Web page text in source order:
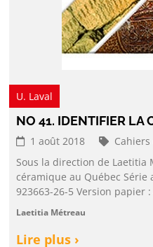
U. Laval
NO 41. IDENTIFIER LA
1 août 2018
Sous la direction de Laetitia
céramique au Québec Série
923663-26-5 Version papier
Laetitia Métreau
Lire plus ›